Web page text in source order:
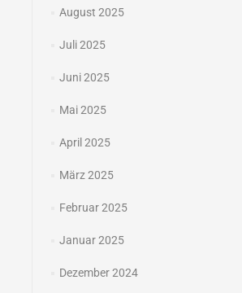
August 2025
Juli 2025
Juni 2025
Mai 2025
April 2025
März 2025
Februar 2025
Januar 2025
Dezember 2024